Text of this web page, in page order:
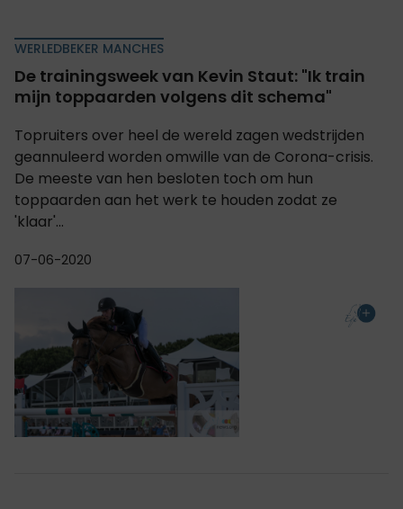
WERLEDBEKER MANCHES
De trainingsweek van Kevin Staut: "Ik train
mijn toppaarden volgens dit schema"
Topruiters over heel de wereld zagen wedstrijden
geannuleerd worden omwille van de Corona-crisis.
De meeste van hen besloten toch om hun
toppaarden aan het werk te houden zodat ze
'klaar'...
07-06-2020